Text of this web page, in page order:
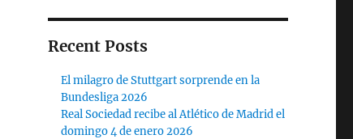
Recent Posts
El milagro de Stuttgart sorprende en la
Bundesliga 2026
Real Sociedad recibe al Atlético de Madrid el
domingo 4 de enero 2026